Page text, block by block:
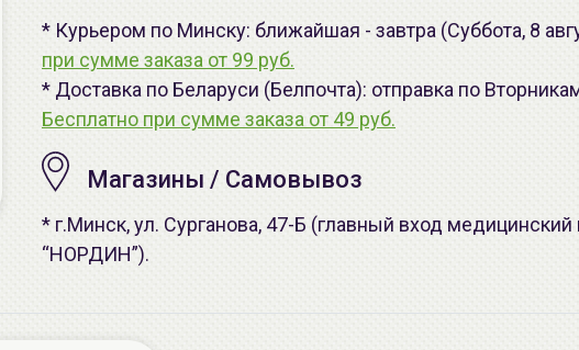
* Курьером по Минску: ближайшая - завтра (Суббота, 8
при сумме заказа от 99 руб.
* Доставка по Беларуси (Белпочта): отправка по
Бесплатно при сумме заказа от 49 руб.
Магазины / Самовывоз
* г.Минск, ул. Сурганова, 47-Б (главный вход медицинский
“НОРДИН”).